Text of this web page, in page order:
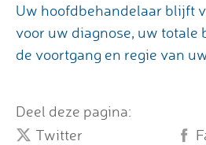
Uw hoofdbehandelaar blijft
voor uw diagnose, uw totale
de voortgang en regie van
Deel deze pagina:
Twitter